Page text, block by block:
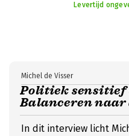
Levertijd
Politiek sensitief
Balanceren
Michel de Visser
In dit interview licht